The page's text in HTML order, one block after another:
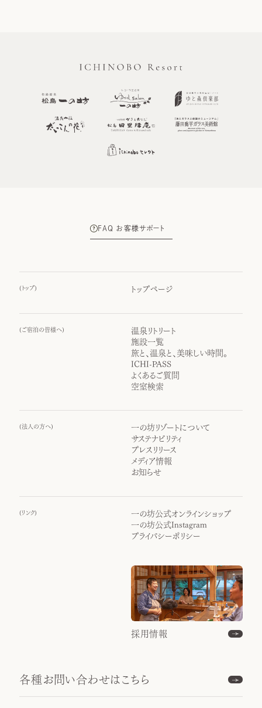
FAQ お客様サポート
( トップ) トップページ
( ご宿泊の皆様へ)
温泉リトリート
施設一覧
旅と、温泉と、美味しい時間。
ICHI-PASS
よくあるご質問
空室検索
(法人の方へ)
一の坊リゾートについて
サステナビリティ
プレスリリース
メディア情報
お知らせ
( リンク)
一の坊公式オンラインショップ
一の坊公式Instagram
プライバシーポリシー
採用情報
各種お問い合わせはこちら